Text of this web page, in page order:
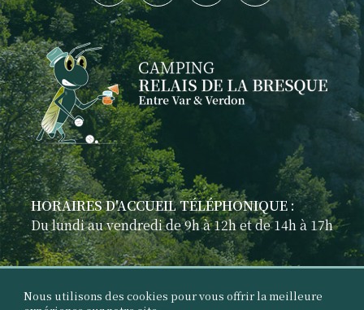
HORAIRES D'ACCUEIL TÉLÉPHONIQUE :
Du lundi au vendredi de 9h à 12h et de 14h à 17h
©2026Camping Relais de la BresqueparGeek Tonic-Mentions
Nous utilisons des cookies pour vous offrir la meilleure